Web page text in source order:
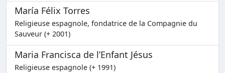
María Félix Torres
Religieuse espagnole, fondatrice de la Compagnie du
Sauveur (+ 2001)
Maria Francisca de l’Enfant Jésus
Religieuse espagnole (+ 1991)